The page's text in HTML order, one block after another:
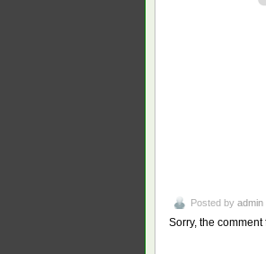
Posted by admin
Sorry, the